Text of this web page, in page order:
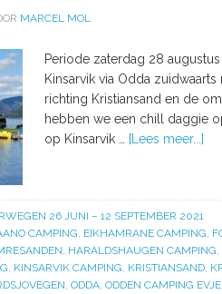
MARCEL MOL
Periode zaterdag 28
Kinsarvik via Odda
richting Kristiansand en de
hebben we een chill daggie
op Kinsarvik …
[Lees meer...]
26 JUNI – 12 SEPTEMBER 2021
CAMPING, EIKHAMRANE CAMPING,
, HARALDSHAUGEN CAMPING,
, KINSARVIK CAMPING, KRISTIANSAND,
, ODDA, ODDEN CAMPING EVJE